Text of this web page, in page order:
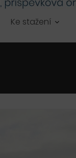
Ke stažení